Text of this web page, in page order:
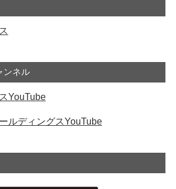
ンネル
YouTube
ルディングスYouTube